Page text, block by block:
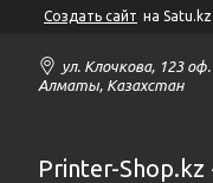
Создать сайт на Satu.kz
ул. Клочкова, 123
Алматы, Казахстан
Printer-